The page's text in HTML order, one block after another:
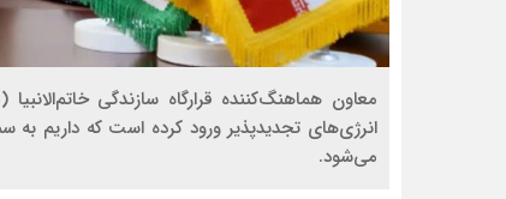
معاون هماهنگ‌کننده قرارگاه سازندگی
انرژی‌های تجدیدپذیر ورود کرده است که داریم
می‌شود.